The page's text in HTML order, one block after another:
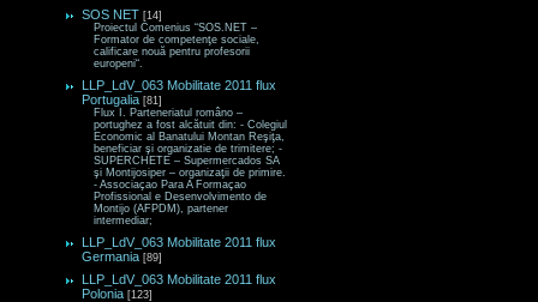
SOS NET [14]
Proiectul Comenius “SOS.NET –
Formator de competenţe sociale,
calificare nouă pentru profesorii
europeni“.
LLP_LdV_063 Mobilitate 2011 flux
Portugalia [81]
Flux I. Parteneriatul româno –
portughez a fost alcătuit din: - Colegiul
Economic al Banatului Montan Reşiţa,
beneficiar şi organizatie de trimitere; -
SUPERCHETE – Supermercados SA
şi Montijosiper – organizaţii de primire.
- Associaçao Para A Formaçao
Profissional e Desenvolvimento de
Montijo (AFPDM), partener
intermediar;
LLP_LdV_063 Mobilitate 2011 flux
Germania [89]
LLP_LdV_063 Mobilitate 2011 flux
Polonia [123]